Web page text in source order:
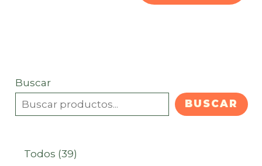
Buscar
BUSCAR
Todos 393